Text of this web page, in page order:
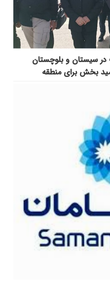
سیستان و بلوچستان
بخش برای منطقه